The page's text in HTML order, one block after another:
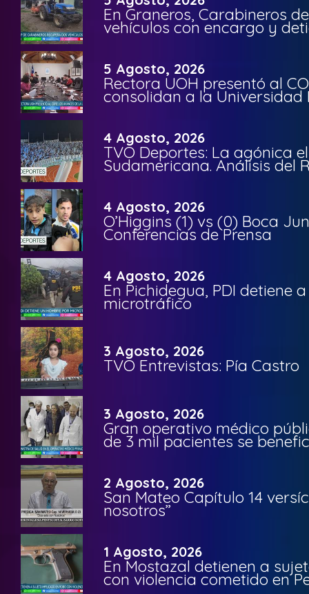
En Graneros, Carabineros
vehículos con encargo y
5 Agosto, 2026
Rectora UOH presentó al
consolidan a la Universidad
4 Agosto, 2026
TVO Deportes: La agónica
Sudamericana. Análisis del
4 Agosto, 2026
O’Higgins (1) vs (0) Boca
Conferencias de Prensa
4 Agosto, 2026
En Pichidegua, PDI detiene
microtráfico
3 Agosto, 2026
TVO Entrevistas: Pía Castro
3 Agosto, 2026
Gran operativo médico
de 3 mil pacientes se
2 Agosto, 2026
San Mateo Capítulo 14
nosotros”
1 Agosto, 2026
En Mostazal detienen a
con violencia cometido en